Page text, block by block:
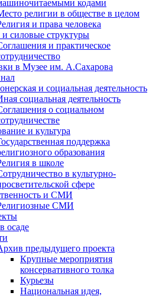
кодами
религии в обществе в целом
и права человека
силовые структуры
и практическое
в Музее им. А.Сахарова
и социальная деятельность
социальная деятельность
о социальном
и культура
поддержка
образования
в школе
в культурно-
сфере
и СМИ
СМИ
осаде
предыдущего проекта
Крупные мероприятия
консервативного толка
Курьезы
Национальная идея,